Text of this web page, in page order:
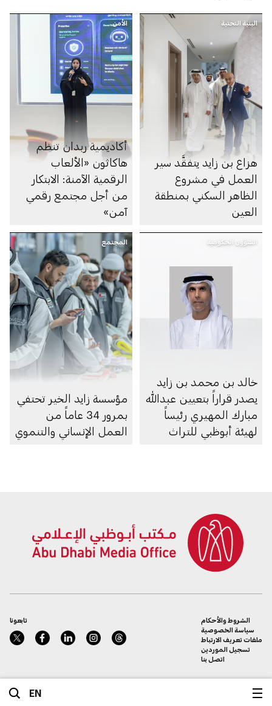
EN
البنية التحتية
هزاع بن زايد يتفقَّد سير
العمل في مشروع
الظاهر السكني بمنطقة
العين
الأمن
أكاديمية ربدان تنظم
هاكاثون «الألعاب
الرقمية الآمنة: الابتكار
من أجل مجتمع رقمي
آمن»
الشؤون الحكومية
خالد بن محمد بن زايد
يصدر قراراً بتعيين عبدالله
مبارك المهيري رئيساً
لهيئة أبوظبي للتراث
المجتمع
مؤسسة زايد الخير تحتفي
بمرور 34 عاماً من
العمل الإنساني والتنموي
تابعونا
الشروط والأحكام
سياسة الخصوصية
ملفات تعريف الارتباط
تسجيل الموردين
اتصل بنا